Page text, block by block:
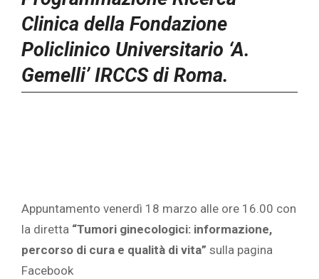
Clinica della Fondazione
Policlinico Universitario ‘A.
Gemelli’ IRCCS di Roma.
Appuntamento venerdì 18 marzo alle ore 16.00 con
la diretta “Tumori ginecologici: informazione,
percorso di cura e qualità di vita” sulla pagina
Facebook